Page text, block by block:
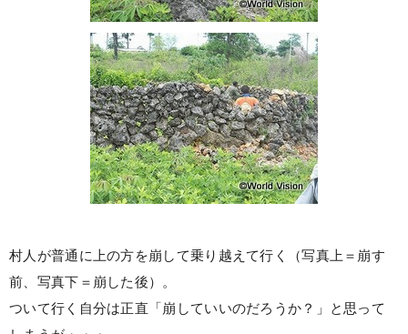
村人が普通に上の方を崩して乗り越えて行く（写真上＝崩す
前、写真下＝崩した後）。
ついて行く自分は正直「崩していいのだろうか？」と思って